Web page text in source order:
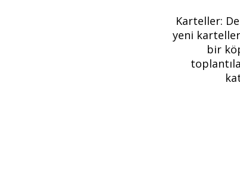
Karteller:
yeni
bir